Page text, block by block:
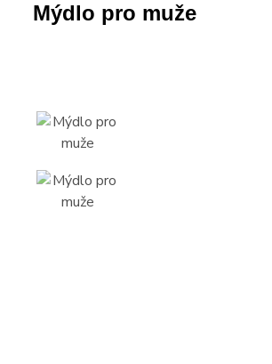
Mýdlo pro muže